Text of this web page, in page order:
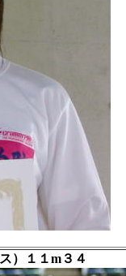
）１１m３４